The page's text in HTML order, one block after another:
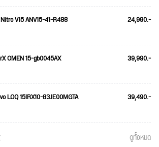
V15 ANV15-41-R488 24,990.-
OMEN 15-gb0045AX 39,990.-
LOQ 15IRX10-83JE00MGTA 39,490.-
ดูทั้งหมด